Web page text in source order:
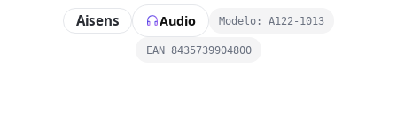
Aisens Audio Modelo: A122-1013
EAN 8435739904800